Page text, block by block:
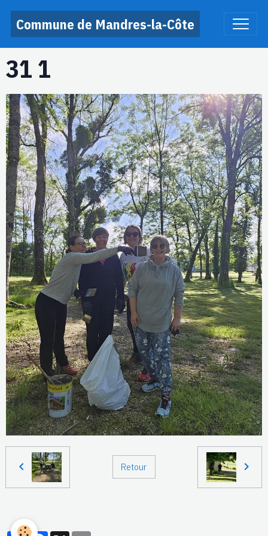
Commune de Mandres-la-Côte
31 1
Retour